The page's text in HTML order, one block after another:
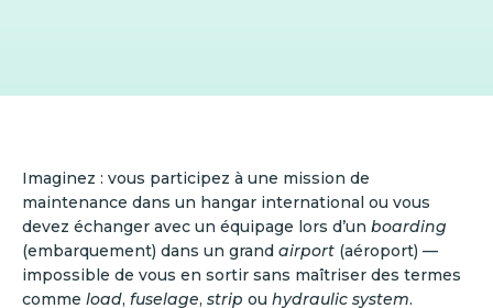
Imaginez : vous participez à une mission de
maintenance dans un hangar international ou vous
devez échanger avec un équipage lors d’un boarding
(embarquement) dans un grand airport (aéroport) —
impossible de vous en sortir sans maîtriser des termes
comme load, fuselage, strip ou hydraulic system.